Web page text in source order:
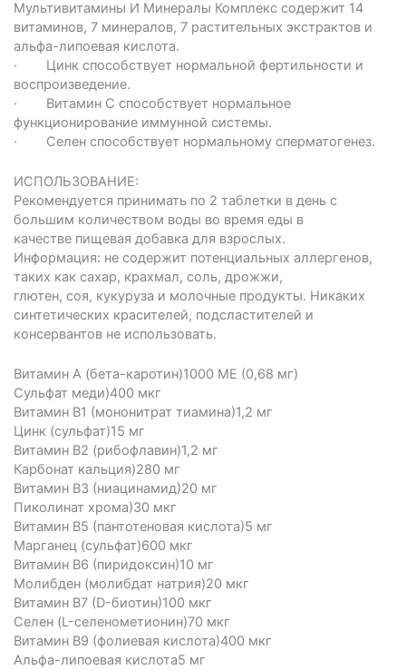
Мультивитамины И Минералы Комплекс содержит 14
витаминов, 7 минералов, 7 растительных экстрактов и
альфа-липоевая кислота.
· Цинк способствует нормальной фертильности и
воспроизведение.
· Витамин С способствует нормальное
функционирование иммунной системы.
· Селен способствует нормальному сперматогенез.
ИСПОЛЬЗОВАНИЕ:
Рекомендуется принимать по 2 таблетки в день с
большим количеством воды во время еды в
качестве пищевая добавка для взрослых.
Информация: не содержит потенциальных аллергенов,
таких как сахар, крахмал, соль, дрожжи,
глютен, соя, кукуруза и молочные продукты. Никаких
синтетических красителей, подсластителей и
консервантов не использовать.
Витамин А (бета-каротин)1000 МЕ (0,68 мг)
Сульфат меди)400 мкг
Витамин B1 (мононитрат тиамина)1,2 мг
Цинк (сульфат)15 мг
Витамин В2 (рибофлавин)1,2 мг
Карбонат кальция)280 мг
Витамин B3 (ниацинамид)20 мг
Пиколинат хрома)30 мкг
Витамин B5 (пантотеновая кислота)5 мг
Марганец (сульфат)600 мкг
Витамин B6 (пиридоксин)10 мг
Молибден (молибдат натрия)20 мкг
Витамин B7 (D-биотин)100 мкг
Селен (L-селенометионин)70 мкг
Витамин B9 (фолиевая кислота)400 мкг
Альфа-липоевая кислота5 мг